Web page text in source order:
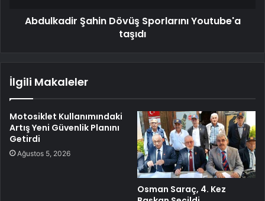
Abdulkadir Şahin Dövüş Sporlarını Youtube'a
taşıdı
İlgili Makaleler
Motosiklet Kullanımındaki
Artış Yeni Güvenlik Planını
Getirdi
Ağustos 5, 2026
Osman Saraç, 4. Kez